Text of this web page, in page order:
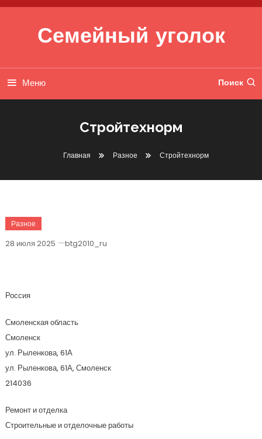
Перейти к содержимому
Семейный уголок
Меню Поиск
Стройтехнорм
Главная Разное Стройтехнорм
Разное
28 июля 2025 btg2010_ru
Россия
Смоленская область
Смоленск
ул. Рыленкова, 61А
ул. Рыленкова, 61А, Смоленск
214036
Ремонт и отделка
Строительные и отделочные работы